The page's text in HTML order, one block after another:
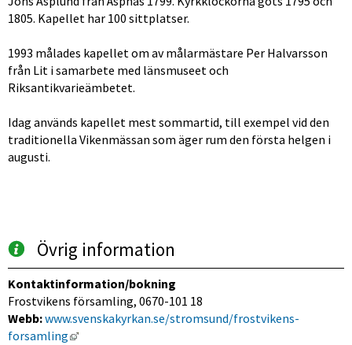
1805. Kapellet har 100 sittplatser.
1993 målades kapellet om av målarmästare Per Halvarsson
från Lit i samarbete med länsmuseet och
Riksantikvarieämbetet.
Idag används kapellet mest sommartid, till exempel vid den
traditionella Vikenmässan som äger rum den första helgen i
augusti.
Övrig information
Kontaktinformation/bokning
Frostvikens församling, 0670-101 18
Webb:www.svenskakyrkan.se/stromsund/frostvikens-
forsamling
Länk till annan webbplats, öppnas i nytt fönster.